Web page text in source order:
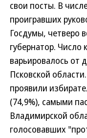
свои посты. В
проигравших
Госдумы, четверо
губернатор. Число
варьировалось от
Псковской
проявили
(74,9%), самыми
Владимирской
голосовавших